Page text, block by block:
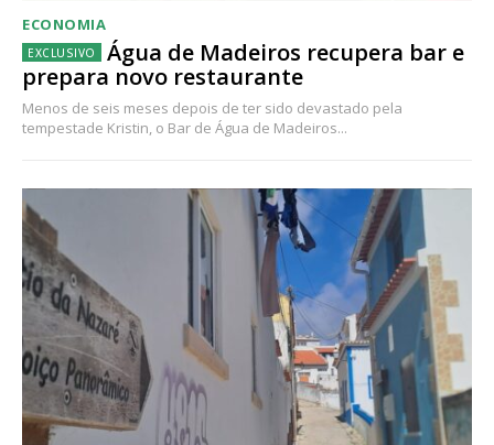
ECONOMIA
Água de Madeiros recupera bar e
prepara novo restaurante
Menos de seis meses depois de ter sido devastado pela
tempestade Kristin, o Bar de Água de Madeiros...